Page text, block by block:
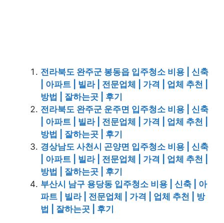
전라북도 완주군 봉동읍 입주청소 비용 | 신축
| 아파트 | 빌라 | 전문업체 | 가격 | 업체 추천 |
방법 | 잘하는곳 | 후기
전라북도 완주군 운주면 입주청소 비용 | 신축
| 아파트 | 빌라 | 전문업체 | 가격 | 업체 추천 |
방법 | 잘하는곳 | 후기
경상남도 사천시 곤양면 입주청소 비용 | 신축
| 아파트 | 빌라 | 전문업체 | 가격 | 업체 추천 |
방법 | 잘하는곳 | 후기
부산시 남구 용당동 입주청소 비용 | 신축 | 아
파트 | 빌라 | 전문업체 | 가격 | 업체 추천 | 방
법 | 잘하는곳 | 후기